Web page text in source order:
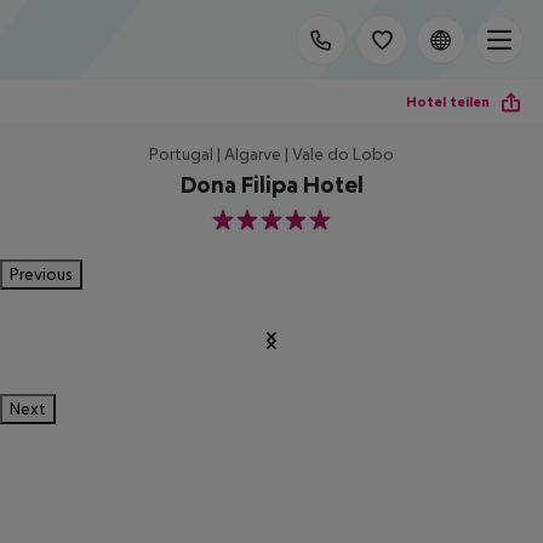
Hotel teilen
Portugal | Algarve | Vale do Lobo
Dona Filipa Hotel
5
Previous
Next